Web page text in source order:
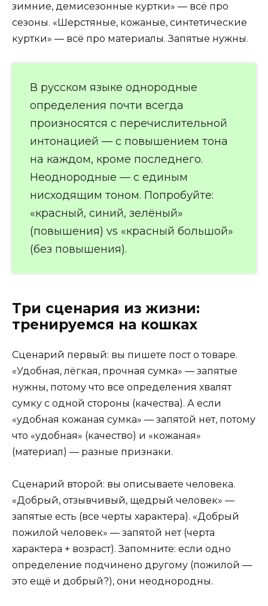
зимние, демисезонные куртки» — всё про
сезоны. «Шерстяные, кожаные, синтетические
куртки» — всё про материалы. Запятые нужны.
В русском языке однородные
определения почти всегда
произносятся с перечислительной
интонацией — с повышением тона
на каждом, кроме последнего.
Неоднородные — с единым
нисходящим тоном. Попробуйте:
«красный, синий, зелёный»
(повышения) vs «красный большой»
(без повышения).
Три сценария из жизни:
тренируемся на кошках
Сценарий первый: вы пишете пост о товаре.
«Удобная, лёгкая, прочная сумка» — запятые
нужны, потому что все определения хвалят
сумку с одной стороны (качества). А если
«удобная кожаная сумка» — запятой нет, потому
что «удобная» (качество) и «кожаная»
(материал) — разные признаки.
Сценарий второй: вы описываете человека.
«Добрый, отзывчивый, щедрый человек» —
запятые есть (все черты характера). «Добрый
пожилой человек» — запятой нет (черта
характера + возраст). Запомните: если одно
определение подчинено другому (пожилой —
это ещё и добрый?), они неоднородны.